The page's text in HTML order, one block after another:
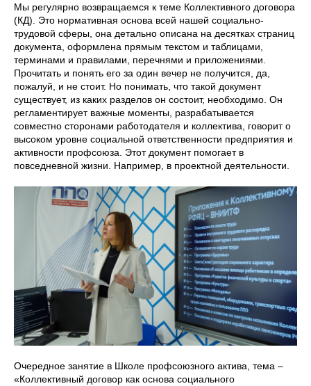
Мы регулярно возвращаемся к теме Коллективного договора
(КД). Это нормативная основа всей нашей социально-
трудовой сферы, она детально описана на десятках страниц
документа, оформлена прямым текстом и таблицами,
терминами и правилами, перечнями и приложениями.
Прочитать и понять его за один вечер не получится, да,
пожалуй, и не стоит. Но понимать, что такой документ
существует, из каких разделов он состоит, необходимо. Он
регламентирует важные моменты, разрабатывается
совместно сторонами работодателя и коллектива, говорит о
высоком уровне социальной ответственности предприятия и
активности профсоюза. Этот документ помогает в
повседневной жизни. Например, в проектной деятельности.
Очередное занятие в Школе профсоюзного актива, тема –
«Коллективный договор как основа социального